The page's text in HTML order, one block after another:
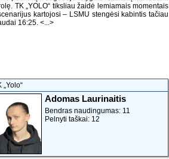
TK „YOLO“ tiksliau žaidė lemiamais momentais
kartojosi – LSMU stengėsi kabintis tačiau
16:25. <...>
„Yolo“
Adomas Laurinaitis
Bendras naudingumas: 11
Pelnyti taškai: 12